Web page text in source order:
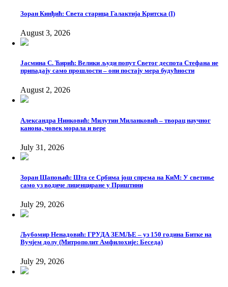
Зоран Кинђић: Света старица Галактија Критска (I)
August 3, 2026
Јасмина С. Ћирић: Велики људи попут Светог деспота Стефана не
припадају само прошлости – они постају мера будућности
August 2, 2026
Александра Нинковић: Милутин Миланковић – творац научног
канона, човек морала и вере
July 31, 2026
Зоран Шапоњић: Шта се Србима још спрема на КиМ: У светиње
само уз водиче лиценциране у Приштини
July 29, 2026
Љубомир Ненадовић: ГРУДА ЗЕМЉЕ – уз 150 година Битке на
Вучјем долу (Митрополит Амфилохије: Беседа)
July 29, 2026